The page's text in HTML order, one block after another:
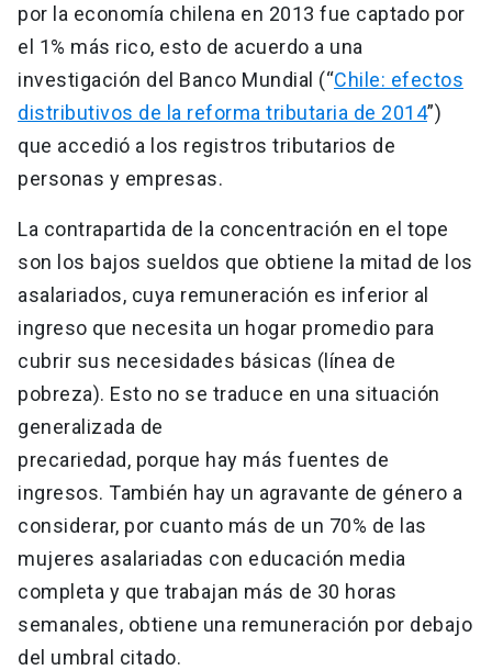
por la economía chilena en 2013 fue captado por
el 1% más rico, esto de acuerdo a una
investigación del Banco Mundial (“Chile: efectos
distributivos de la reforma tributaria de 2014”)
que accedió a los registros tributarios de
personas y empresas.
La contrapartida de la concentración en el tope
son los bajos sueldos que obtiene la mitad de los
asalariados, cuya remuneración es inferior al
ingreso que necesita un hogar promedio para
cubrir sus necesidades básicas (línea de
pobreza). Esto no se traduce en una situación
generalizada de
precariedad, porque hay más fuentes de
ingresos. También hay un agravante de género a
considerar, por cuanto más de un 70% de las
mujeres asalariadas con educación media
completa y que trabajan más de 30 horas
semanales, obtiene una remuneración por debajo
del umbral citado.